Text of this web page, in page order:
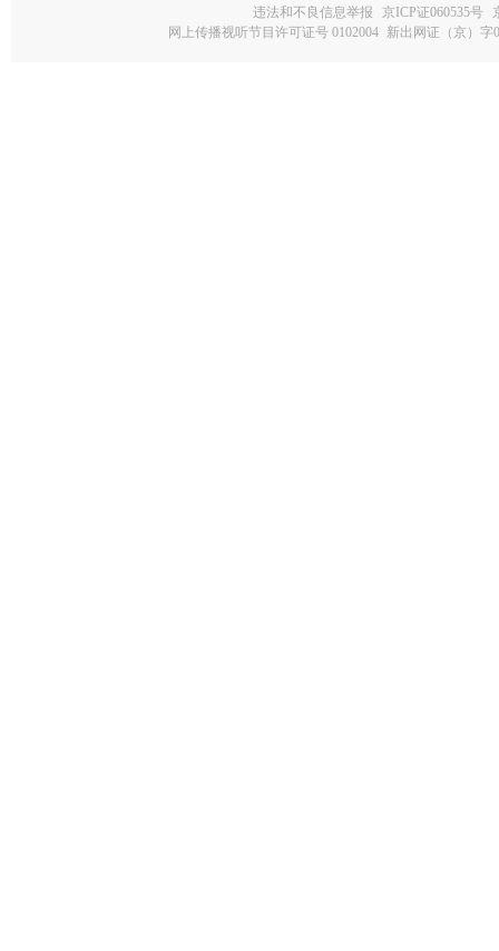
违法和不良信息举报 京ICP证060535号
网上传播视听节目许可证号 0102004 新出网证（京）